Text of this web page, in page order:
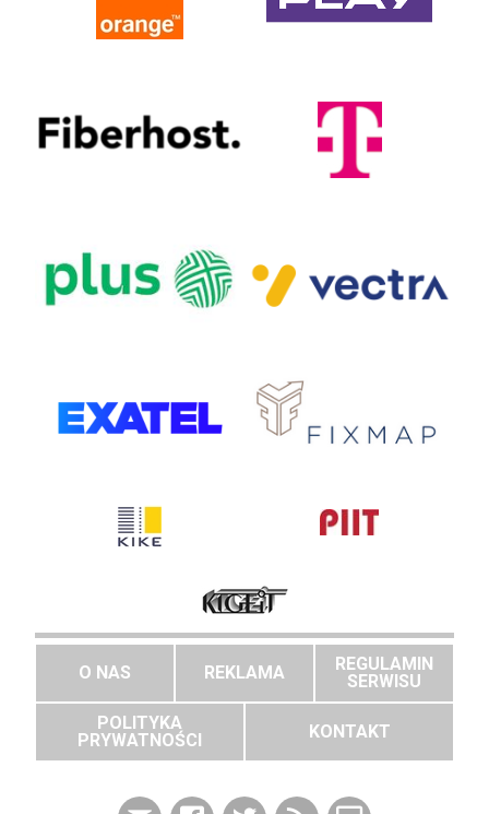
O NAS REKLAMA
REGULAMIN
SERWISU
POLITYKA
PRYWATNOŚCI
KONTAKT